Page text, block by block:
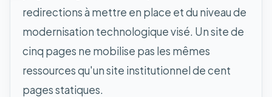
redirections à mettre en place et du niveau de
modernisation technologique visé. Un site de
cinq pages ne mobilise pas les mêmes
ressources qu'un site institutionnel de cent
pages statiques.